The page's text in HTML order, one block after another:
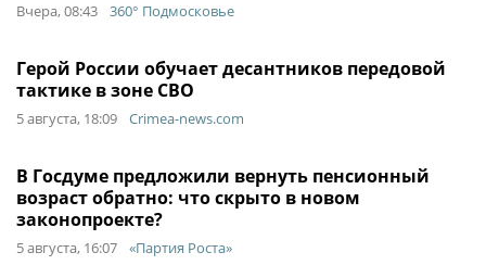
Вчера, 08:43 360° Подмосковье
Герой России обучает десантников передовой
тактике в зоне СВО
5 августа, 18:09 Crimea-news.com
В Госдуме предложили вернуть пенсионный
возраст обратно: что скрыто в новом
законопроекте?
5 августа, 16:07 «Партия Роста»